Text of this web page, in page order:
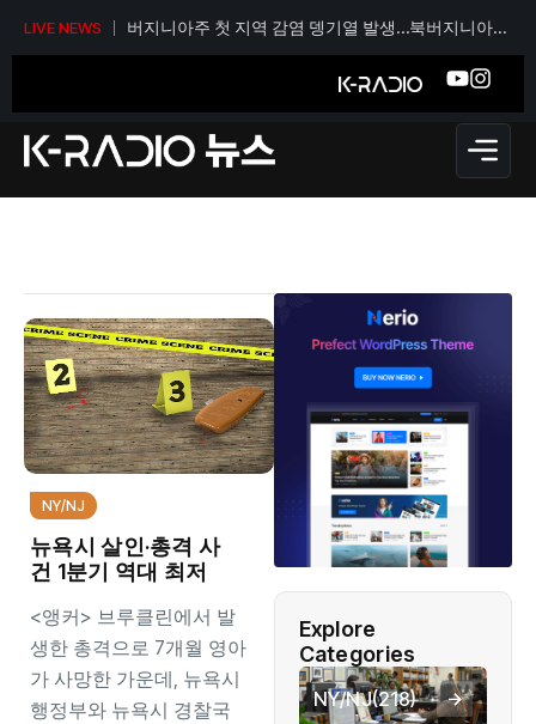
LIVE NEWS
버지니아주 첫 지역 감염 뎅기열 발생…북버지니아
보건당국 모기 감시 강화
NY/NJ
뉴욕시 살인·총격 사
건 1분기 역대 최저
<앵커> 브루클린에서 발
생한 총격으로 7개월 영아
가 사망한 가운데, 뉴욕시
행정부와 뉴욕시 경찰국
Explore
Categories
NY/NJ(218)